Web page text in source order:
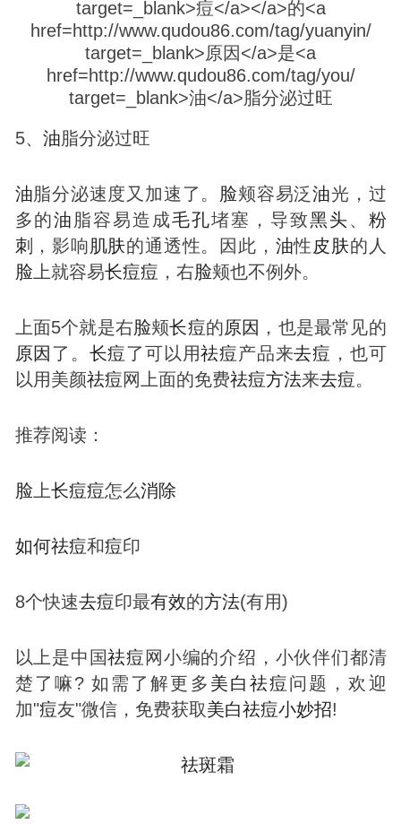
5、 油脂分泌过旺
油脂分泌速度又加速了。 脸颊容易泛油光，过
多的油 脂容易造成毛孔堵塞，导致黑头、 粉
刺 ，影响肌肤的通透性。因此， 油性 皮肤的人
脸 上就容易长痘痘 ，右脸颊也不例外。
上面5个就是右脸颊长痘的原因 ，也是最常见的
原因 了。 长痘了可以用祛痘产品来去痘 ，也可
以用美颜祛痘网上面的免费祛痘方法来去痘。
推荐阅读：
脸 上长痘痘怎么消除
如何祛痘和痘印
8个快速去痘印最有效的方法(有用)
以上是中国祛痘 网小编的介绍，小伙伴们都清
楚了嘛? 如需了解更多 美白 祛痘问题，欢迎
加"痘友"微信，免费获取美白祛痘小妙招!